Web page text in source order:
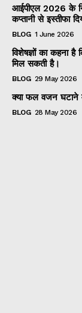
आईपीएल 2026 के
कप्तानी से इस्तीफा
BLOG 1 June 2026
विशेषज्ञों का कहना
मिल सकती है।
BLOG 29 May 2026
क्या फल वजन घटाने
BLOG 28 May 2026